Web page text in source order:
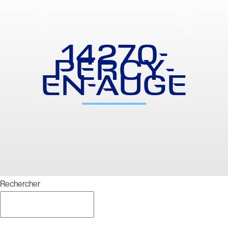
14270-
PERCY-
EN-AUGE
Rechercher